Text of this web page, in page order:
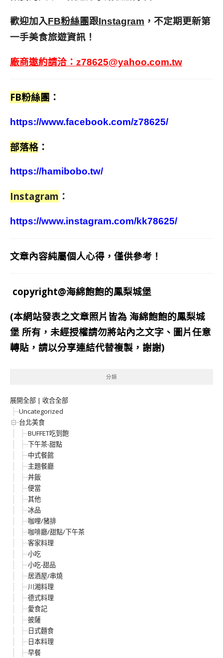
歡迎加入FB粉絲團跟Instagram ，不定期更新第
一手美食旅遊資訊！
廠商邀約請洽： z78625@yahoo.com.tw
FB粉絲團 ：
https://www.facebook.com/z78625/
部落格 ：
https://hamibobo.tw/
Instagram ：
https://www.instagram.com/kk78625/
文章內容純屬個人心得，僅供參考！
copyright@海綿飽飽的鳳梨城堡
(本網站發表之文章照片皆為 海綿飽飽的鳳梨城
堡 所有，未經授權請勿將站內之文字、圖片任意
轉貼，請以分享連結代替複製，謝謝)
分類
展開全部 | 收合全部
Uncategorized
台北美食
BUFFET吃到飽
下午茶-甜點
中式餐館
主題餐廳
丼飯
便當
其他
冰品
咖哩/豬排
咖啡廳/甜點/下午茶
客家料理
小吃
小吃-甜品
居酒屋/串燒
川湘料理
德式料理
愛食記
披薩
日式麵食
日本料理
早餐